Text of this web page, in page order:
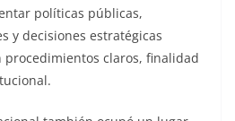
políticas públicas,
y decisiones estratégicas
procedimientos claros, finalidad